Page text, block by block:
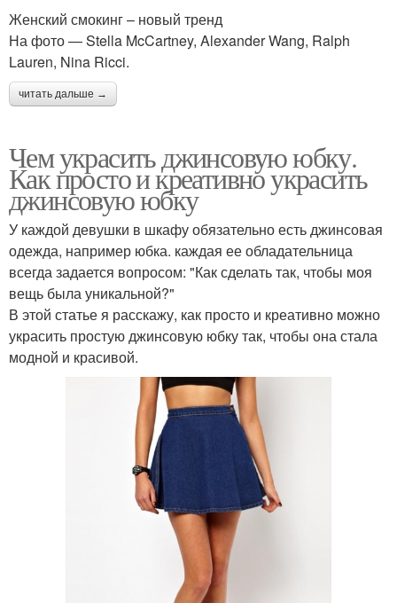
Женский смокинг – новый тренд
На фото — Stella McCartney, Alexander Wang, Ralph
Lauren, Nina Ricci.
читать дальше →
Чем украсить джинсовую юбку.
Как просто и креативно украсить
джинсовую юбку
У каждой девушки в шкафу обязательно есть джинсовая
одежда, например юбка. каждая ее обладательница
всегда задается вопросом: "Как сделать так, чтобы моя
вещь была уникальной?"
В этой статье я расскажу, как просто и креативно можно
украсить простую джинсовую юбку так, чтобы она стала
модной и красивой.